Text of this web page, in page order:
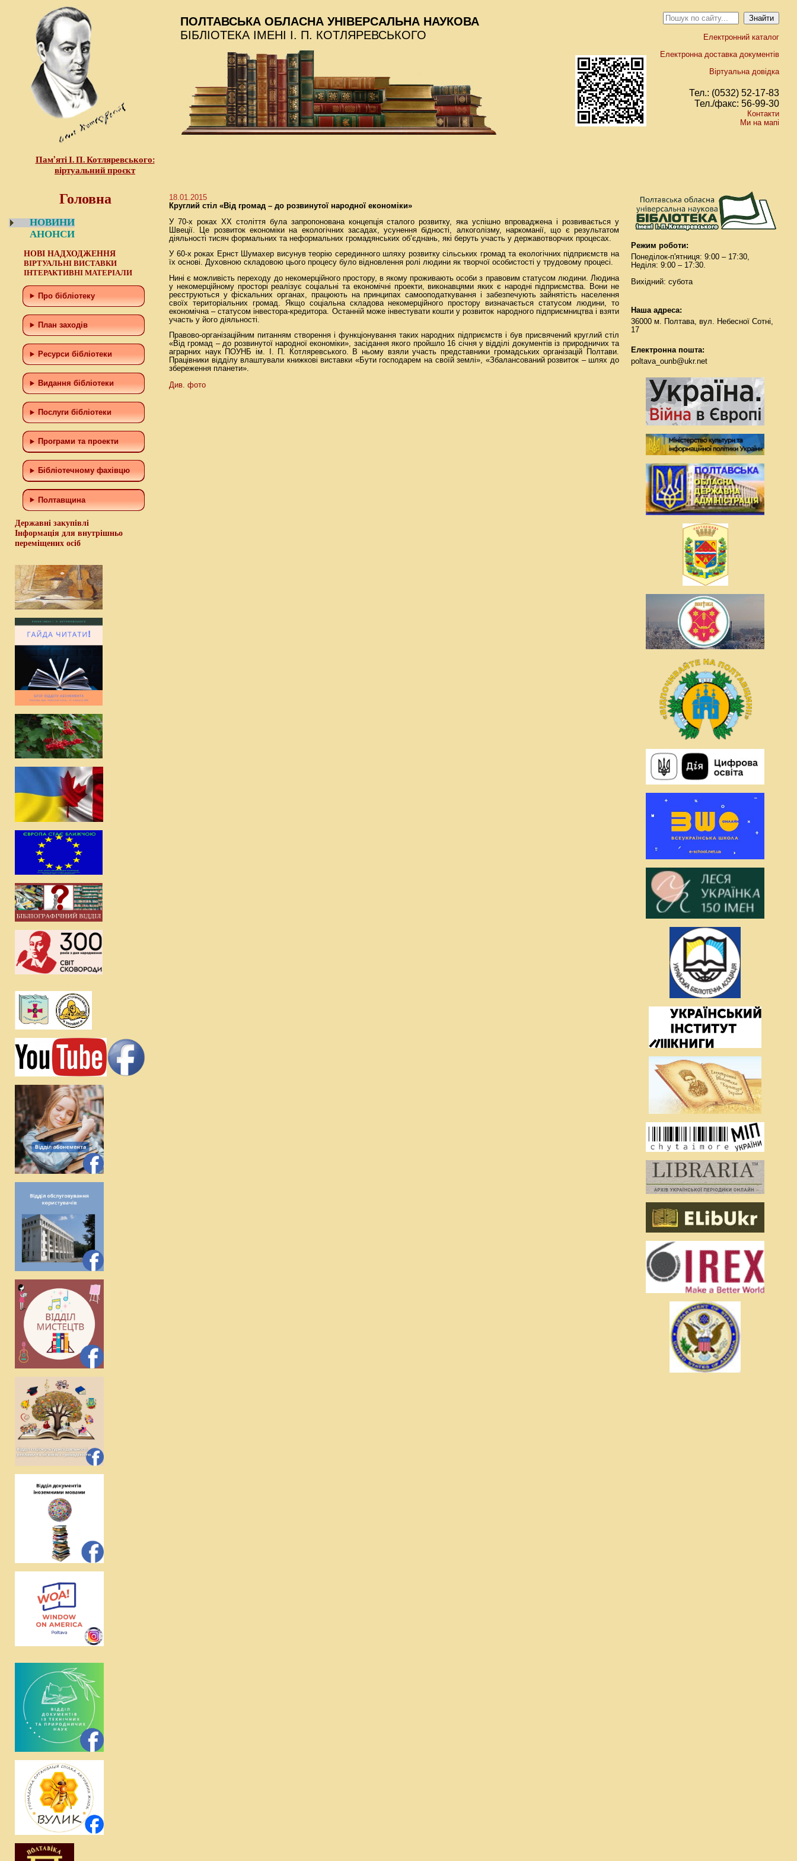
Пам’яті І. П. Котляревського:
віртуальний проєкт
ПОЛТАВСЬКА ОБЛАСНА УНІВЕРСАЛЬНА НАУКОВА
БІБЛІОТЕКА ІМЕНІ І. П. КОТЛЯРЕВСЬКОГО
Електронний каталог
Електронна доставка документів
Віртуальна довідка
Тел.: (0532) 52-17-83
Тел./факс: 56-99-30
Контакти
Ми на мапі
Головна
НОВИНИ
АНОНСИ
НОВІ НАДХОДЖЕННЯ
ВІРТУАЛЬНІ ВИСТАВКИ
ІНТЕРАКТИВНІ МАТЕРІАЛИ
Про бібліотеку
План заходів
Ресурси бібліотеки
Видання бібліотеки
Послуги бібліотеки
Програми та проекти
Бiблiотечному фахiвцю
Полтавщина
Державні закупівлі
Інформація для внутрішньо
переміщених осіб
18.01.2015
Круглий стіл «Від громад – до розвинутої народної економіки»
У 70-х роках ХХ століття була запропонована концепція сталого розвитку, яка успішно впроваджена і розвивається у
Швеції. Це розвиток економіки на екологічних засадах, усунення бідності, алкоголізму, наркоманії, що є результатом
діяльності тисяч формальних та неформальних громадянських об’єднань, які беруть участь у державотворчих процесах.
У 60-х роках Ернст Шумахер висунув теорію серединного шляху розвитку сільських громад та екологічних підприємств на
їх основі. Духовною складовою цього процесу було відновлення ролі людини як творчої особистості у трудовому процесі.
Нині є можливість переходу до некомерційного простору, в якому проживають особи з правовим статусом людини. Людина
у некомерційному просторі реалізує соціальні та економічні проекти, виконавцями яких є народні підприємства. Вони не
реєструються у фіскальних органах, працюють на принципах самооподаткування і забезпечують зайнятість населення
своїх територіальних громад. Якщо соціальна складова некомерційного простору визначається статусом людини, то
економічна – статусом інвестора-кредитора. Останній може інвестувати кошти у розвиток народного підприємництва і взяти
участь у його діяльності.
Правово-організаційним питанням створення і функціонування таких народних підприємств і був присвячений круглий стіл
«Від громад – до розвинутої народної економіки», засідання якого пройшло 16 січня у відділі документів із природничих та
аграрних наук ПОУНБ ім. І. П. Котляревського. В ньому взяли участь представники громадських організацій Полтави.
Працівники відділу влаштували книжкові виставки «Бути господарем на своїй землі», «Збалансований розвиток – шлях до
збереження планети».
Див. фото
Режим роботи:
Понеділок-п'ятниця: 9:00 – 17:30,
Неділя: 9:00 – 17:30.
Вихідний: субота
Наша адреса:
36000 м. Полтава, вул. Небесної Сотні,
17
Електронна пошта:
poltava_ounb@ukr.net